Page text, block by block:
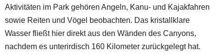
Aktivitäten im Park gehören Angeln, Kanu- und Kajakfahren
sowie Reiten und Vögel beobachten. Das kristallklare
Wasser fließt hier direkt aus den Wänden des Canyons,
nachdem es unterirdisch 160 Kilometer zurückgelegt hat.